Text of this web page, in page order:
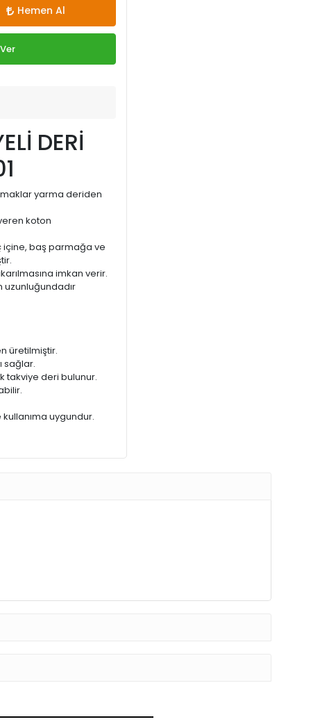
Hemen Al
DERİ
yarma deriden
koton
içine, baş parmağa ve
imkan verir.
uzunluğundadır
üretilmiştir.
sağlar.
takviye deri bulunur.
uygundur.